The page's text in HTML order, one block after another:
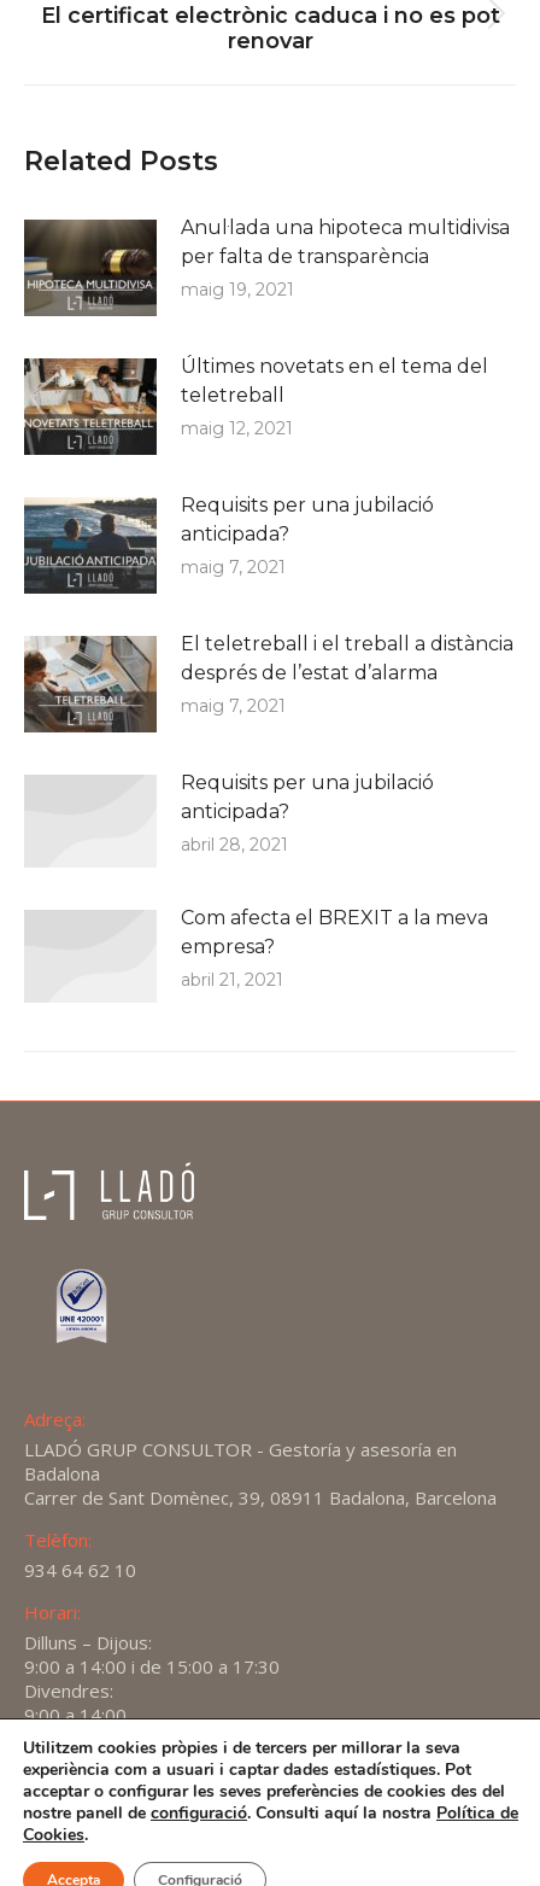
Next
post:
El certificat electrònic caduca i no es pot
renovar
Related Posts
Anul·lada una hipoteca multidivisa
per falta de transparència
maig 19, 2021
Últimes novetats en el tema del
teletreball
maig 12, 2021
Requisits per una jubilació
anticipada?
maig 7, 2021
El teletreball i el treball a distància
després de l’estat d’alarma
maig 7, 2021
Requisits per una jubilació
anticipada?
abril 28, 2021
Com afecta el BREXIT a la meva
empresa?
abril 21, 2021
Adreça:
LLADÓ GRUP CONSULTOR - Gestoría y asesoría en
Badalona
Carrer de Sant Domènec, 39, 08911 Badalona, Barcelona
Telèfon:
934 64 62 10
Horari:
Dilluns – Dijous:
9:00 a 14:00 i de 15:00 a 17:30
Divendres:
9:00 a 14:00
Find us on:
X
page
opens
in
YouTube
page
opens
in
Linkedin
page
in
2026 - Política de privacitat
Utilitzem cookies pròpies i de tercers per millorar la seva
experiència com a usuari i captar dades estadístiques. Pot
acceptar o configurar les seves preferències de cookies des del
nostre panell de configuració. Consulti aquí la nostra Política de
Cookies.
Accepta Configuració